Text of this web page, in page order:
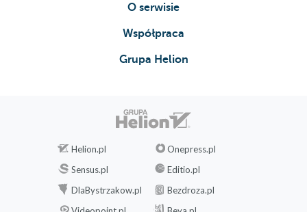
O serwisie
Współpraca
Grupa Helion
Helion.pl
Onepress.pl
Sensus.pl
Editio.pl
DlaBystrzakow.pl
Bezdroza.pl